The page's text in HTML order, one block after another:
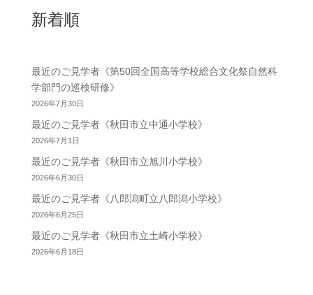
新着順
最近のご見学者《第50回全国高等学校総合文化祭自然科
学部門の巡検研修》
2026年7月30日
最近のご見学者《秋田市立中通小学校》
2026年7月1日
最近のご見学者《秋田市立旭川小学校》
2026年6月30日
最近のご見学者《八郎潟町立八郎潟小学校》
2026年6月25日
最近のご見学者《秋田市立土崎小学校》
2026年6月18日